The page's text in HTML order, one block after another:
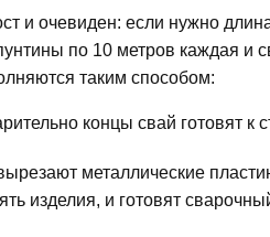
и очевиден: если нужно
по 10 метров каждая и
таким способом:
концы свай готовят к
металлические
изделия, и готовят